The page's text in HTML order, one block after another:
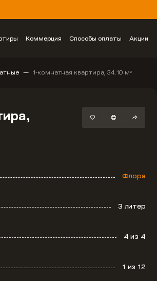
Коммерция Способы оплаты Акции
1-комнатная квартира, 34.10 м 2
Флора
3 литер
4из 4
1 из 12